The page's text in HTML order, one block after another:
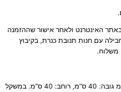
האינטרנט ולאחר אישור שההזמנה
עם חנות תנובת כנרת, בקיבוץ
משלוח.
אורך: 50 ס”מ גובה: 40 ס”מ, רוחב: 40 ס”מ. במשקל